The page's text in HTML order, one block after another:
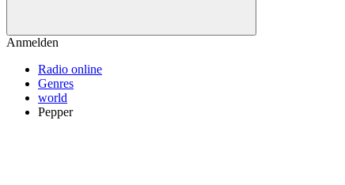
Anmelden
Radio online
Genres
world
Pepper